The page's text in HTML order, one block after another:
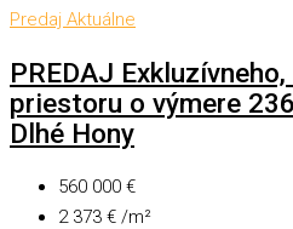
Predaj Aktuálne
PREDAJ
priestoru o výmere
Dlhé Hony
560 000 €
2 373 € /m²